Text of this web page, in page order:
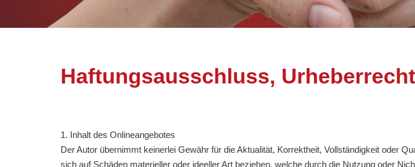
Haftungsausschluss, Urheberrecht
1. Inhalt des Onlineangebotes
Der Autor übernimmt keinerlei Gewähr für die Aktualität, Korrektheit, Vollständigkeit oder
sich auf Schäden materieller oder ideeller Art beziehen, welche durch die Nutzung oder